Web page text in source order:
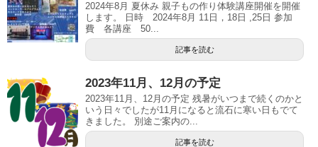
2024年8月 夏休み 親子もの作り体験講座開催を開催
します。 日時 2024年8月 11日，18日 ,25日 参加
費 各講座 50...
記事を読む
2023年11月、12月の予定
2023年11月、12月の予定 残暑がいつまで続くのかと
いう日々でしたが11月になると流石に寒い日もでて
きました。 別途ご案内の...
記事を読む